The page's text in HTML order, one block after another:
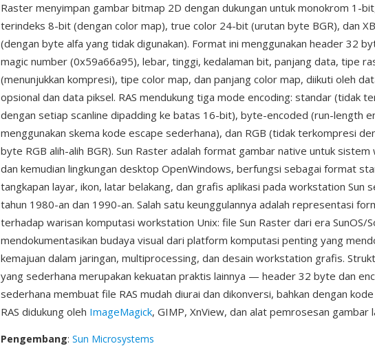
Raster menyimpan gambar bitmap 2D dengan dukungan untuk monokrom 1-
terindeks 8-bit (dengan color map), true color 24-bit (urutan byte BGR), dan
(dengan byte alfa yang tidak digunakan). Format ini menggunakan header 32
magic number (0x59a66a95), lebar, tinggi, kedalaman bit, panjang data, tipe
(menunjukkan kompresi), tipe color map, dan panjang color map, diikuti oleh
opsional dan data piksel. RAS mendukung tiga mode encoding: standar (tidak
dengan setiap scanline dipadding ke batas 16-bit), byte-encoded (run-length
menggunakan skema kode escape sederhana), dan RGB (tidak terkompresi
byte RGB alih-alih BGR). Sun Raster adalah format gambar native untuk sistem
dan kemudian lingkungan desktop OpenWindows, berfungsi sebagai format
tangkapan layar, ikon, latar belakang, dan grafis aplikasi pada workstation Sun
tahun 1980-an dan 1990-an. Salah satu keunggulannya adalah representasi
terhadap warisan komputasi workstation Unix: file Sun Raster dari era SunOS/
mendokumentasikan budaya visual dari platform komputasi penting yang
kemajuan dalam jaringan, multiprocessing, dan desain workstation grafis.
yang sederhana merupakan kekuatan praktis lainnya — header 32 byte dan
sederhana membuat file RAS mudah diurai dan dikonversi, bahkan dengan
RAS didukung oleh ImageMagick, GIMP, XnView, dan alat pemrosesan gambar
Pengembang: Sun Microsystems